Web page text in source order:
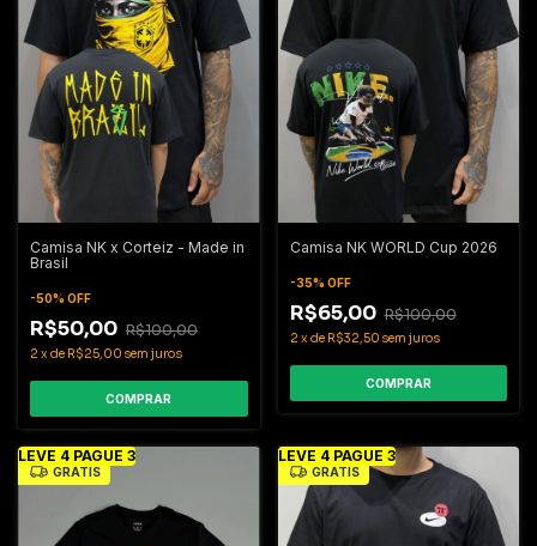
Camisa NK x Corteiz - Made in
Brasil
-50% OFF
R$50,00 R$100,00
2 xde R$25,00 sem juros
COMPRAR
Camisa NK WORLD Cup 2026
-35% OFF
R$65,00 R$100,00
2 xde R$32,50 sem juros
COMPRAR
LEVE 4 PAGUE 3
GRÁTIS
LEVE 4 PAGUE 3
GRÁTIS